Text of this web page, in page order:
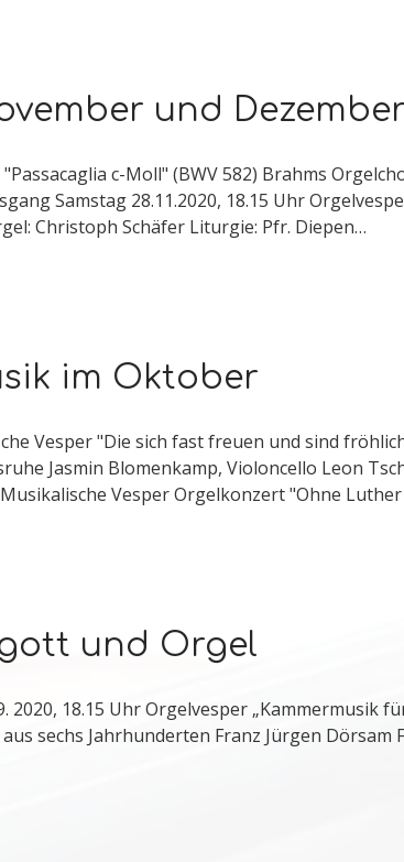
und Dezember
c-Moll" (BWV 582) Brahms
Samstag 28.11.2020, 18.15 Uhr
Christoph Schäfer Liturgie: Pfr. Diepen…
im Oktober
Vesper "Die sich fast freuen und sind
Jasmin Blomenkamp, Violoncello Leon
Vesper Orgelkonzert "Ohne
und Orgel
18.15 Uhr Orgelvesper „Kammermusik
sechs Jahrhunderten Franz Jürgen